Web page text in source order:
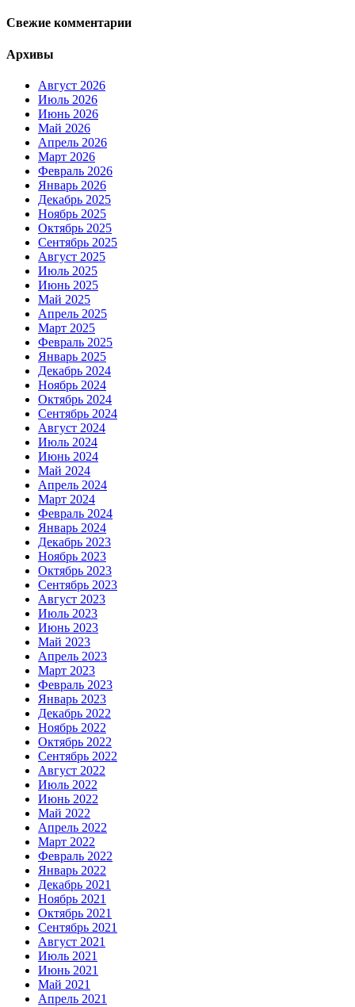
Свежие комментарии
Архивы
Август 2026
Июль 2026
Июнь 2026
Май 2026
Апрель 2026
Март 2026
Февраль 2026
Январь 2026
Декабрь 2025
Ноябрь 2025
Октябрь 2025
Сентябрь 2025
Август 2025
Июль 2025
Июнь 2025
Май 2025
Апрель 2025
Март 2025
Февраль 2025
Январь 2025
Декабрь 2024
Ноябрь 2024
Октябрь 2024
Сентябрь 2024
Август 2024
Июль 2024
Июнь 2024
Май 2024
Апрель 2024
Март 2024
Февраль 2024
Январь 2024
Декабрь 2023
Ноябрь 2023
Октябрь 2023
Сентябрь 2023
Август 2023
Июль 2023
Июнь 2023
Май 2023
Апрель 2023
Март 2023
Февраль 2023
Январь 2023
Декабрь 2022
Ноябрь 2022
Октябрь 2022
Сентябрь 2022
Август 2022
Июль 2022
Июнь 2022
Май 2022
Апрель 2022
Март 2022
Февраль 2022
Январь 2022
Декабрь 2021
Ноябрь 2021
Октябрь 2021
Сентябрь 2021
Август 2021
Июль 2021
Июнь 2021
Май 2021
Апрель 2021